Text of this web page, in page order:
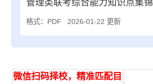
管理类联考综合能力知识点集锦
格式：PDF 2026-01-22 更新
微信扫码择校，精准匹配目